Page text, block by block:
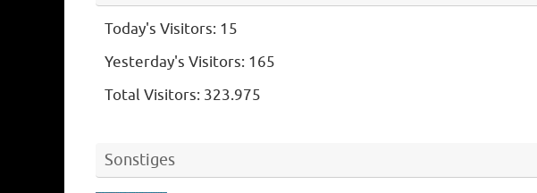
Today's Visitors: 15
Yesterday's Visitors: 165
Total Visitors: 323.975
Sonstiges